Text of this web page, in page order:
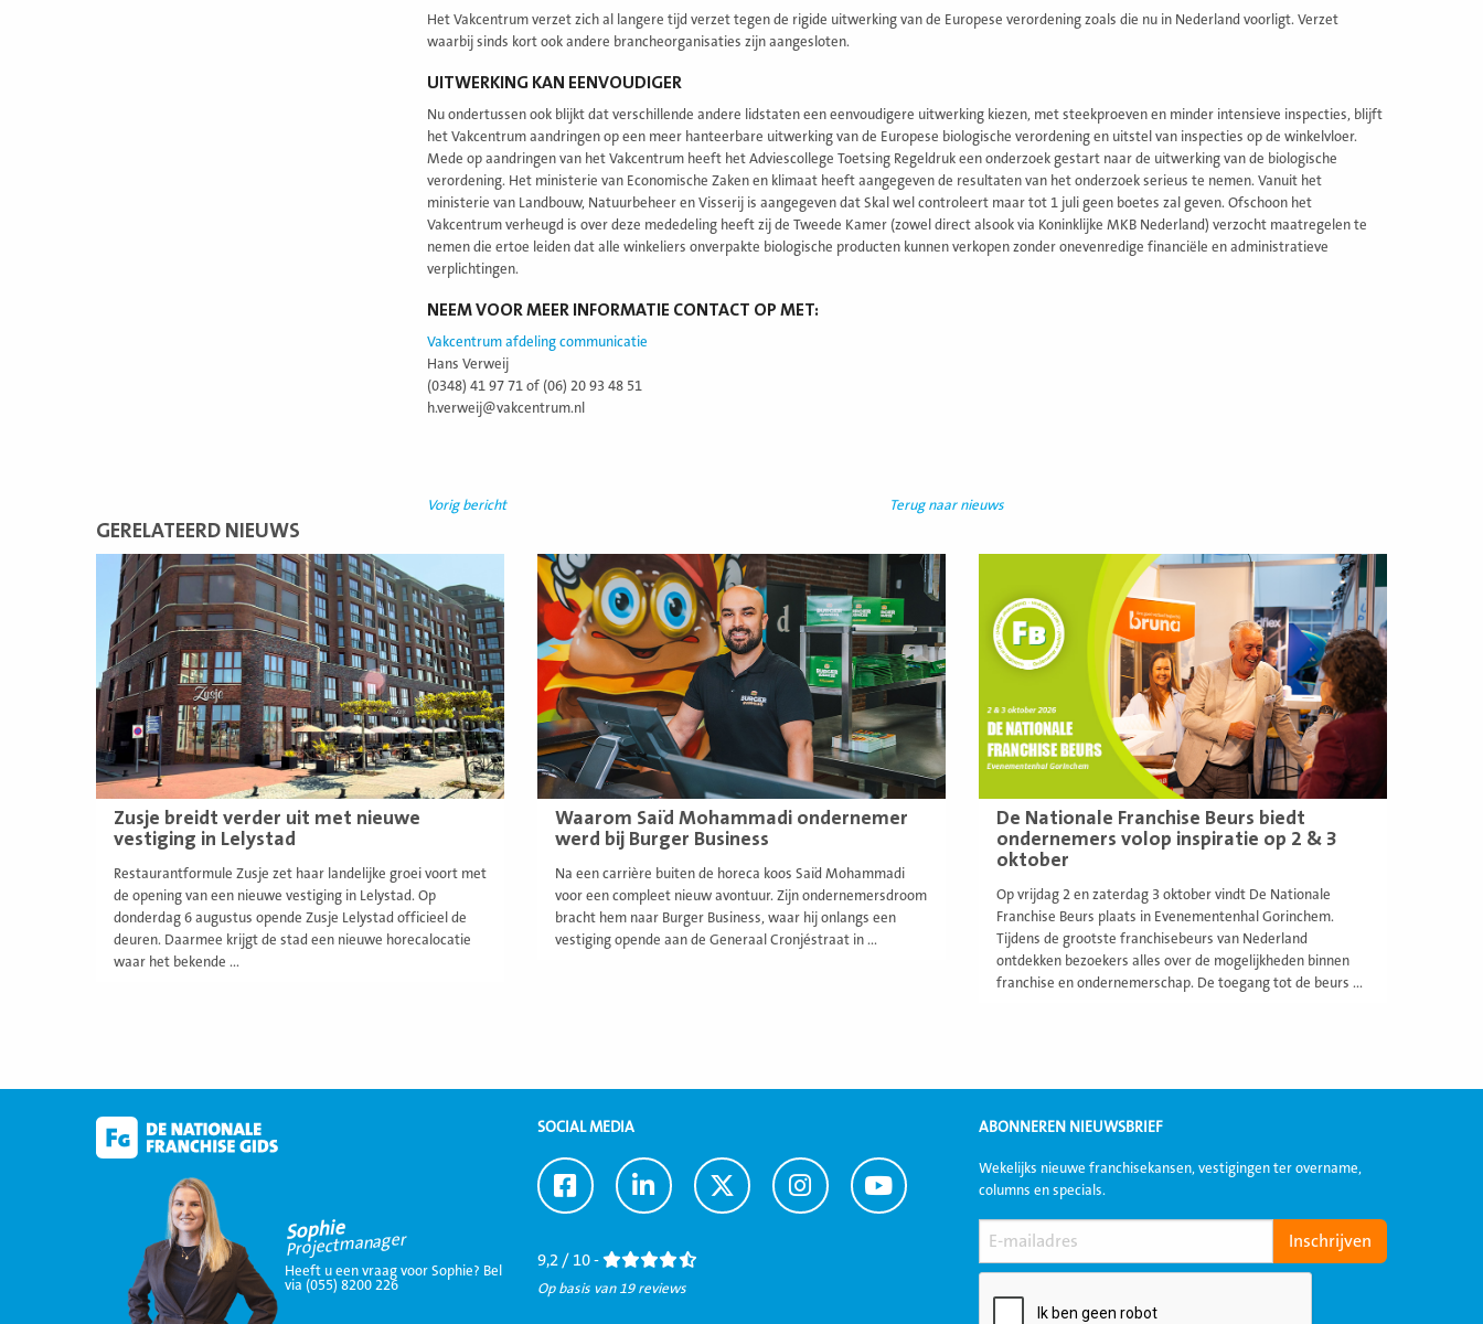
Het Vakcentrum verzet zich al langere tijd verzet tegen de rigide uitwerking van de Europese verordening zoals die nu in Nederland voorligt. Verzet
waarbij sinds kort ook andere brancheorganisaties zijn aangesloten.
UITWERKING KAN EENVOUDIGER
Nu ondertussen ook blijkt dat verschillende andere lidstaten een eenvoudigere uitwerking kiezen, met steekproeven en minder intensieve inspecties, blijft
het Vakcentrum aandringen op een meer hanteerbare uitwerking van de Europese biologische verordening en uitstel van inspecties op de winkelvloer.
Mede op aandringen van het Vakcentrum heeft het Adviescollege Toetsing Regeldruk een onderzoek gestart naar de uitwerking van de biologische
verordening. Het ministerie van Economische Zaken en klimaat heeft aangegeven de resultaten van het onderzoek serieus te nemen. Vanuit het
ministerie van Landbouw, Natuurbeheer en Visserij is aangegeven dat Skal wel controleert maar tot 1 juli geen boetes zal geven. Ofschoon het
Vakcentrum verheugd is over deze mededeling heeft zij de Tweede Kamer (zowel direct alsook via Koninklijke MKB Nederland) verzocht maatregelen te
nemen die ertoe leiden dat alle winkeliers onverpakte biologische producten kunnen verkopen zonder onevenredige financiële en administratieve
verplichtingen.
NEEM VOOR MEER INFORMATIE CONTACT OP MET:
Vakcentrum afdeling communicatie
Hans Verweij
(0348) 41 97 71 of (06) 20 93 48 51
h.verweij@vakcentrum.nl
Vorig bericht Terug naar nieuws
GERELATEERD NIEUWS
Zusje breidt verder uit met nieuwe
vestiging in Lelystad
Restaurantformule Zusje zet haar landelijke groei voort met
de opening van een nieuwe vestiging in Lelystad. Op
donderdag 6 augustus opende Zusje Lelystad officieel de
deuren. Daarmee krijgt de stad een nieuwe horecalocatie
waar het bekende ...
Lees
meer
Waarom Saïd Mohammadi ondernemer
werd bij Burger Business
Na een carrière buiten de horeca koos Saïd Mohammadi
voor een compleet nieuw avontuur. Zijn ondernemersdroom
bracht hem naar Burger Business, waar hij onlangs een
vestiging opende aan de Generaal Cronjéstraat in ...
Lees
meer
De Nationale Franchise Beurs biedt
ondernemers volop inspiratie op 2 & 3
oktober
Op vrijdag 2 en zaterdag 3 oktober vindt De Nationale
Franchise Beurs plaats in Evenementenhal Gorinchem.
Tijdens de grootste franchisebeurs van Nederland
ontdekken bezoekers alles over de mogelijkheden binnen
franchise en ondernemerschap. De toegang tot de beurs ...
Sophie
Projectmanager
Heeft u een vraag voor Sophie? Bel
via (055) 8200 226
SOCIAL MEDIA
Ga
naar
Ga
naar
Ga
naar
Ga
naar
Ga
naar
9,2 / 10 -
Op basis van 19 reviews
ABONNEREN NIEUWSBRIEF
Wekelijks nieuwe franchisekansen, vestigingen ter overname,
columns en specials.